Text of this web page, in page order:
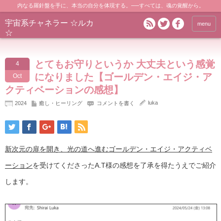
内なる羅針盤を手に、本当の自分を体現する。──すべては、魂の覚醒から。
宇宙系チャネラー ☆ルカ
☆
menu
4
Oct
とてもお守りというか 大丈夫という感覚
になりました【ゴールデン・エイジ・ア
クティベーションの感想】
2024 癒し・ヒーリング コメントを書く luka
新次元の扉を開き、光の道へ進むゴールデン・エイジ・アクティベ
ーションを受けてくださったA.T様の感想を了承を得たうえでご紹介
します。